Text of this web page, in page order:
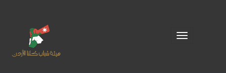
Toggle